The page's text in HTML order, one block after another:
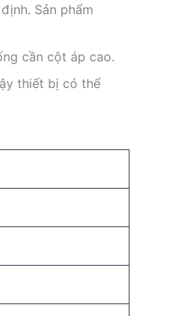
Sản phẩm
cần cột áp cao.
thiết bị có thể